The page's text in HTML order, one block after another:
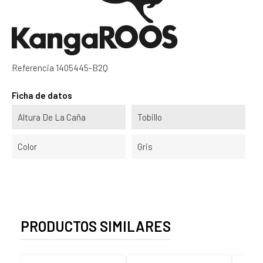
Referencia 1405445-B2Q
Ficha de datos
Altura De La Caña Tobillo
Color Gris
PRODUCTOS SIMILARES